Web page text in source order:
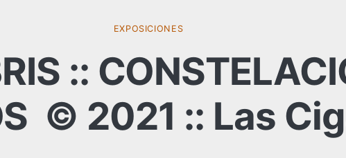
EXPOSICIONES
::
© 2021 :: Las